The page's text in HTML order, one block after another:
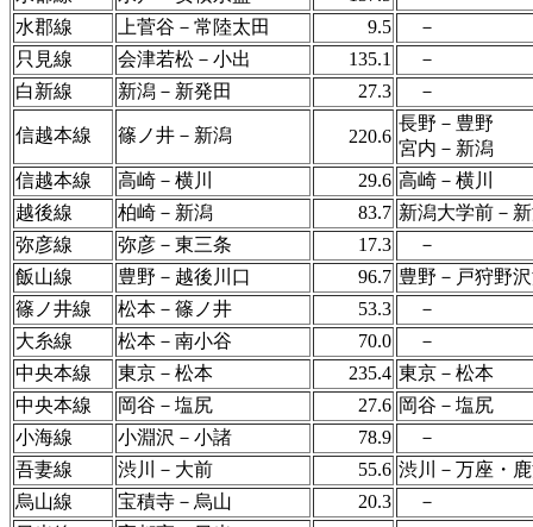
水郡線
上菅谷－常陸太田 9.5
－
只見線
会津若松－小出 135.1
－
白新線
新潟－新発田 27.3 －
信越本線 篠ノ井－新潟 220.6
長野－豊野
宮内－新潟
信越本線
高崎－横川 29.6 高崎－横川
越後線
柏崎－新潟 83.7 新潟大学前－
弥彦線
弥彦－東三条 17.3
－
飯山線
豊野－越後川口 96.7 豊野－戸狩野
篠ノ井線
松本－篠ノ井 53.3
－
大糸線
松本－南小谷 70.0
－
中央本線
東京－松本 235.4 東京－松本
中央本線
岡谷－塩尻 27.6 岡谷－塩尻
小海線
小淵沢－小諸 78.9
－
吾妻線
渋川－大前 55.6 渋川－万座・
烏山線
宝積寺－烏山 20.3
－